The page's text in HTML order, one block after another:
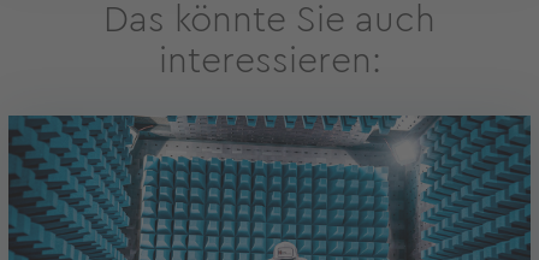
Das könnte Sie auch
interessieren: